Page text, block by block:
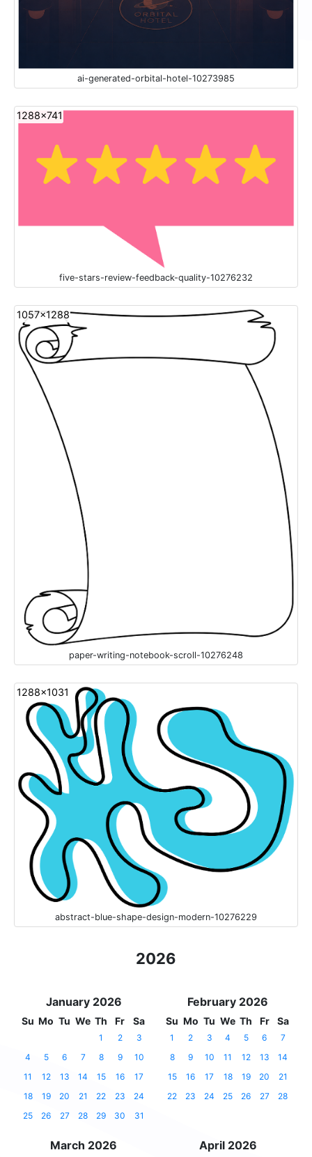
ai-generated-orbital-hotel-10273985
1288x741
five-stars-review-feedback-quality-10276232
1057x1288
paper-writing-notebook-scroll-10276248
1288x1031
abstract-blue-shape-design-modern-10276229
2026
January 2026
Su Mo Tu We Th Fr Sa
1 2
3
4
5 6 7 8 9
10
11
12 13 14 15 16
17
18
19 20 21 22 23
24
25
26 27 28 29 30 31
February 2026
Su Mo Tu We Th Fr Sa
1 2 3 4 5 6
7
8
9 10 11 12 13
14
15
16 17 18 19 20
21
22
23 24 25 26 27 28
March 2026 April 2026